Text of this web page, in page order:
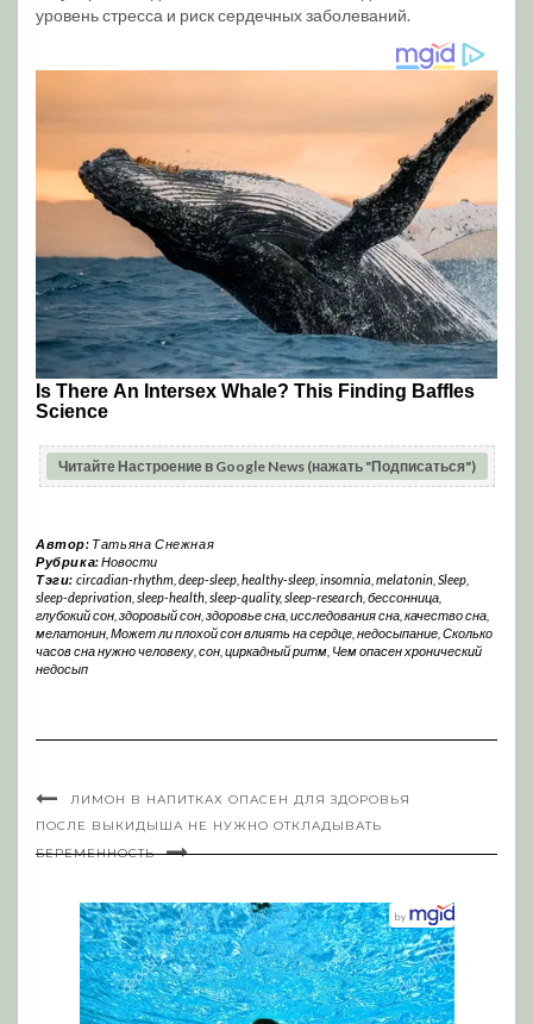
уровень стресса и риск сердечных заболеваний.
Читайте Настроение в Google News (нажать "Подписаться")
Автор: Татьяна Снежная
Рубрика:Новости
Тэги: circadian-rhythm deep-sleep, healthy-sleep, insomnia melatonin, Sleep,
sleep-deprivation sleep-health sleep-quality,sleep-research бессонница
глубокий сон здоровый сон здоровье сна исследования сна качество сна
мелатонин Может ли плохой сон влиять на сердце недосыпание Сколько
часов сна нужно человеку сон циркадный ритм Чем опасен хронический
недосып
ЛИМОН В НАПИТКАХ ОПАСЕН ДЛЯ ЗДОРОВЬЯ
ПОСЛЕ ВЫКИДЫША НЕ НУЖНО ОТКЛАДЫВАТЬ
БЕРЕМЕННОСТЬ